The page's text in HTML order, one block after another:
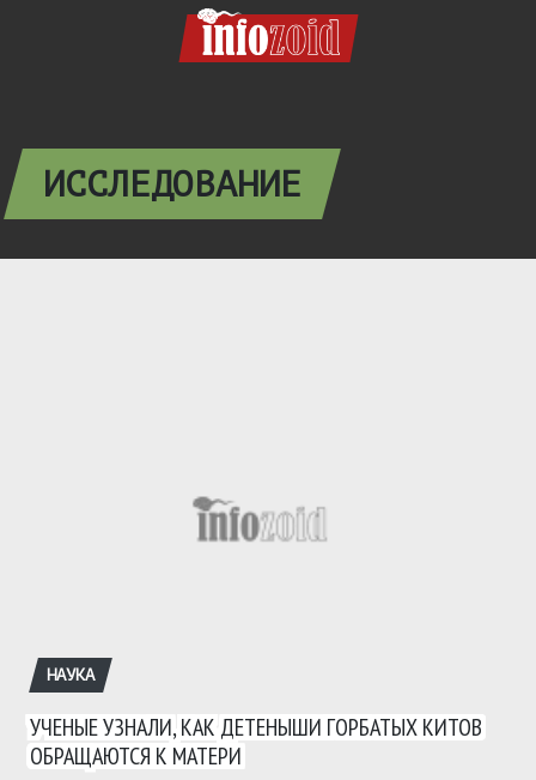
ИССЛЕДОВАНИЕ
НАУКА
УЧЕНЫЕ УЗНАЛИ, КАК ДЕТЕНЫШИ ГОРБАТЫХ КИТОВ
ОБРАЩАЮТСЯ К МАТЕРИ